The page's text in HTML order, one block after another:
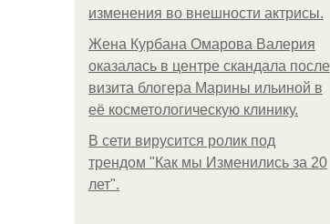
изменения во внешности актрисы.
Жена Курбана Омарова Валерия
оказалась в центре скандала после
визита блогера Марины ильиной в
её косметологическую клинику.
В сети вирусится ролик под
трендом "Как мы Изменились за 20
лет".